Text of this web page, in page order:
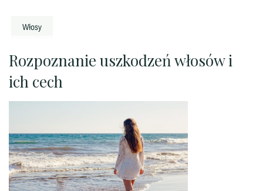
Rozpoznanie uszkodzeń włosów i
ich cech